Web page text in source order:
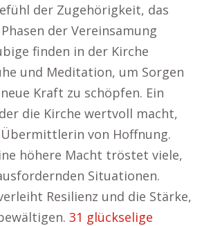
der Zugehörigkeit, das
der Vereinsamung
finden in der Kirche
und Meditation, um Sorgen
Kraft zu schöpfen. Ein
die Kirche wertvoll macht,
von Hoffnung.
höhere Macht tröstet viele,
Situationen.
Resilienz und die Stärke,
31 glückselige